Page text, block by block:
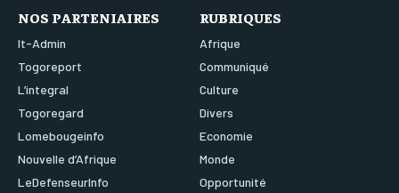
NOS PARTENIAIRES
It-Admin
Togoreport
L’integral
Togoregard
Lomebougeinfo
Nouvelle d’Afrique
LeDefenseurInfo
RUBRIQUES
Afrique
Communiqué
Culture
Divers
Economie
Monde
Opportunité